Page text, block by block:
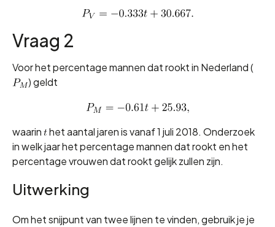
Vraag 2
Voor het percentage mannen dat rookt in Nederland (
) geldt
waarin
het aantal jaren is vanaf 1 juli 2018. Onderzoek
in welk jaar het percentage mannen dat rookt en het
percentage vrouwen dat rookt gelijk zullen zijn.
Uitwerking
Om het snijpunt van twee lijnen te vinden, gebruik je je